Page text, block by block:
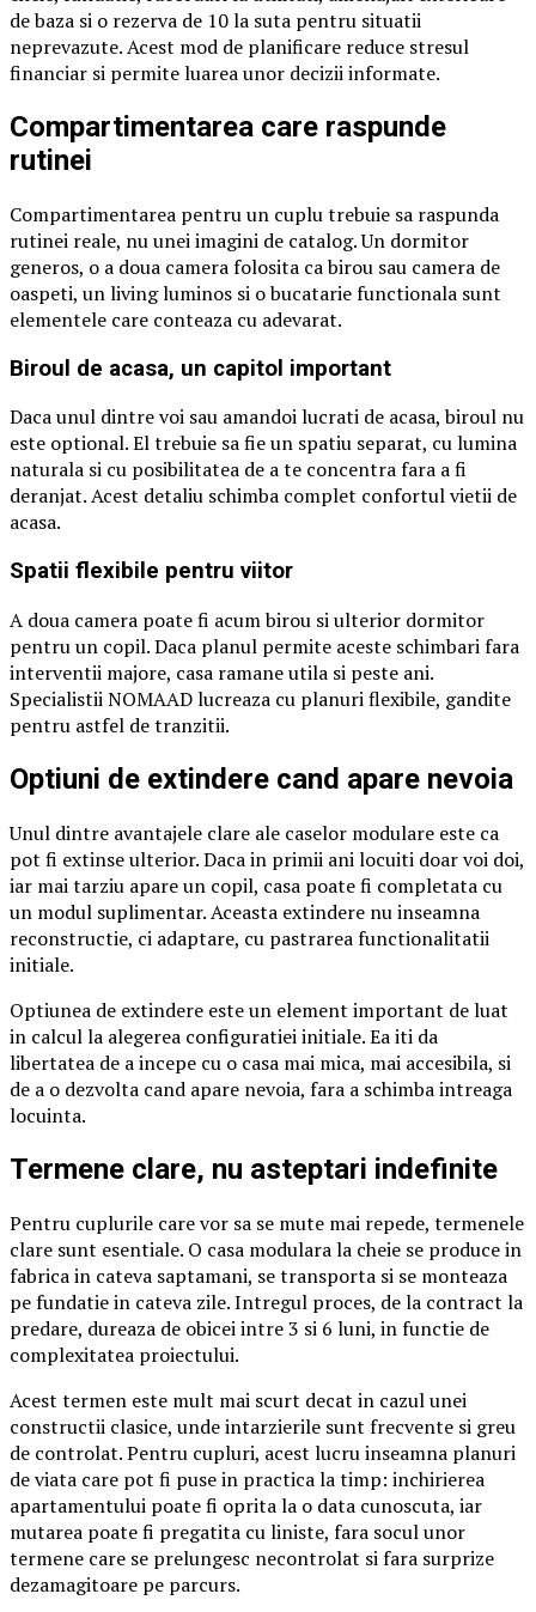
de baza si o rezerva de 10 la suta pentru situatii
neprevazute. Acest mod de planificare reduce stresul
financiar si permite luarea unor decizii informate.
Compartimentarea care raspunde
rutinei
Compartimentarea pentru un cuplu trebuie sa raspunda
rutinei reale, nu unei imagini de catalog. Un dormitor
generos, o a doua camera folosita ca birou sau camera de
oaspeti, un living luminos si o bucatarie functionala sunt
elementele care conteaza cu adevarat.
Biroul de acasa, un capitol important
Daca unul dintre voi sau amandoi lucrati de acasa, biroul nu
este optional. El trebuie sa fie un spatiu separat, cu lumina
naturala si cu posibilitatea de a te concentra fara a fi
deranjat. Acest detaliu schimba complet confortul vietii de
acasa.
Spatii flexibile pentru viitor
A doua camera poate fi acum birou si ulterior dormitor
pentru un copil. Daca planul permite aceste schimbari fara
interventii majore, casa ramane utila si peste ani.
Specialistii NOMAAD lucreaza cu planuri flexibile, gandite
pentru astfel de tranzitii.
Optiuni de extindere cand apare nevoia
Unul dintre avantajele clare ale caselor modulare este ca
pot fi extinse ulterior. Daca in primii ani locuiti doar voi doi,
iar mai tarziu apare un copil, casa poate fi completata cu
un modul suplimentar. Aceasta extindere nu inseamna
reconstructie, ci adaptare, cu pastrarea functionalitatii
initiale.
Optiunea de extindere este un element important de luat
in calcul la alegerea configuratiei initiale. Ea iti da
libertatea de a incepe cu o casa mai mica, mai accesibila, si
de a o dezvolta cand apare nevoia, fara a schimba intreaga
locuinta.
Termene clare, nu asteptari indefinite
Pentru cuplurile care vor sa se mute mai repede, termenele
clare sunt esentiale. O casa modulara la cheie se produce in
fabrica in cateva saptamani, se transporta si se monteaza
pe fundatie in cateva zile. Intregul proces, de la contract la
predare, dureaza de obicei intre 3 si 6 luni, in functie de
complexitatea proiectului.
Acest termen este mult mai scurt decat in cazul unei
constructii clasice, unde intarzierile sunt frecvente si greu
de controlat. Pentru cupluri, acest lucru inseamna planuri
de viata care pot fi puse in practica la timp: inchirierea
apartamentului poate fi oprita la o data cunoscuta, iar
mutarea poate fi pregatita cu liniste, fara socul unor
termene care se prelungesc necontrolat si fara surprize
dezamagitoare pe parcurs.